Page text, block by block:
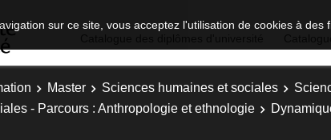
sur ce site, vous acceptez l'utilisation de cookies à des
Master Sciences humaines et sociales
- Parcours : Anthropologie et ethnologie